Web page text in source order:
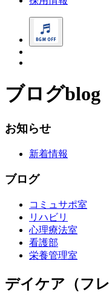
ブログblog
お知らせ
新着情報
ブログ
コミュサポ室
リハビリ
心理療法室
看護部
栄養管理室
デイケア（フ